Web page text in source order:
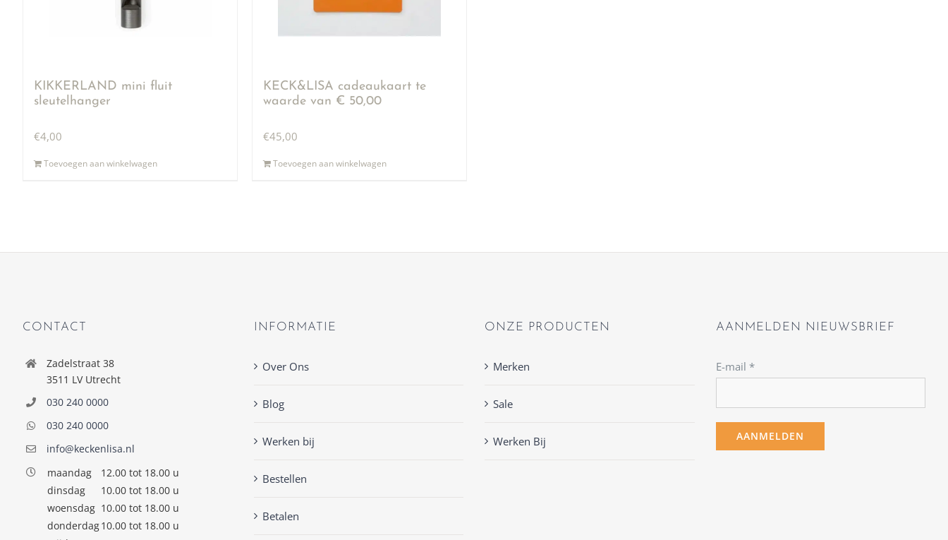
KIKKERLAND mini fluit
sleutelhanger
€4,00
Toevoegen aan winkelwagen
KECK&LISA cadeaukaart te
waarde van € 50,00
€45,00
Toevoegen aan winkelwagen
CONTACT
Zadelstraat 38
3511 LV Utrecht
030 240 0000
030 240 0000
info@keckenlisa.nl
maandag
12.00 tot 18.00 u
dinsdag
10.00 tot 18.00 u
woensdag 10.00 tot 18.00 u
donderdag10.00 tot 18.00 u
INFORMATIE
Over Ons
Blog
Werken bij
Bestellen
Betalen
ONZE PRODUCTEN
Merken
Sale
Werken Bij
AANMELDEN NIEUWSBRIEF
E-mail *